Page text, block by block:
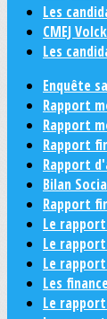
Les
CMEJ
Les
Enquête
Rapport
Rapport
Rapport
Rapport
Bilan
Rapport
Le
Le
Le
Les
Le